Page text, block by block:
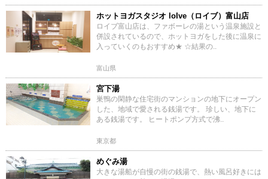
ホットヨガスタジオ loIve（ロイブ）富山店
ロイブ富山店は、ファボーレの湯という温泉施設と
併設されているので、ホットヨガをした後に温泉に
入っていくのもおすすめ★ ☆結果の..
富山県
宮下湯
巣鴨の閑静な住宅街のマンションの地下にオープン
した、地域で愛される銭湯です。 珍しい、地下に
ある銭湯です。 ヒートポンプ方式で沸..
東京都
めぐみ湯
大きな湯船が自慢の街の銭湯で、熱い風呂好きには